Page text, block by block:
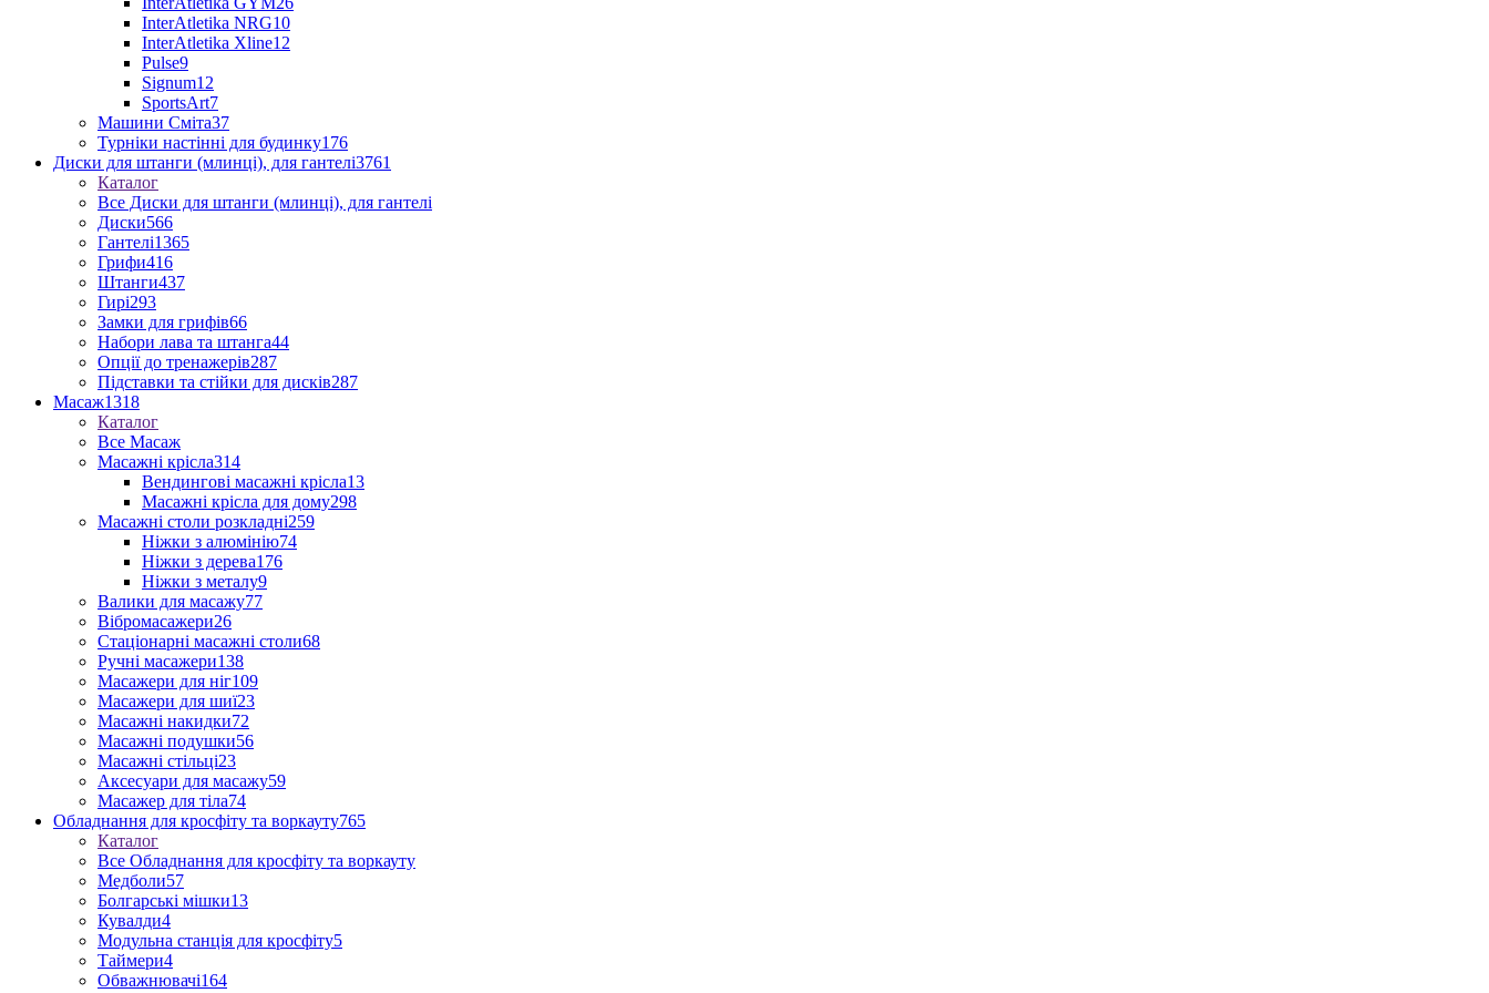
InterAtletika NRG10
InterAtletika Xline12
Pulse9
Signum12
SportsArt7
Машини Сміта37
Турніки настінні для будинку176
Диски для штанги (млинці), для гантелі3761
Каталог
Все Диски для штанги (млинці), для гантелі
Диски566
Гантелі1365
Грифи416
Штанги437
Гирі293
Замки для грифів66
Набори лава та штанга44
Опції до тренажерів287
Підставки та стійки для дисків287
Масаж1318
Каталог
Все Масаж
Масажні крісла314
Вендингові масажні крісла13
Масажні крісла для дому298
Масажні столи розкладні259
Ніжки з алюмінію74
Ніжки з дерева176
Ніжки з металу9
Валики для масажу77
Вібромасажери26
Стаціонарні масажні столи68
Ручні масажери138
Масажери для ніг109
Масажери для шиї23
Масажні накидки72
Масажні подушки56
Масажні стільці23
Аксесуари для масажу59
Масажер для тіла74
Обладнання для кросфіту та воркауту765
Каталог
Все Обладнання для кросфіту та воркауту
Медболи57
Болгарські мішки13
Кувалди4
Модульна станція для кросфіту5
Таймери4
Обважнювачі164